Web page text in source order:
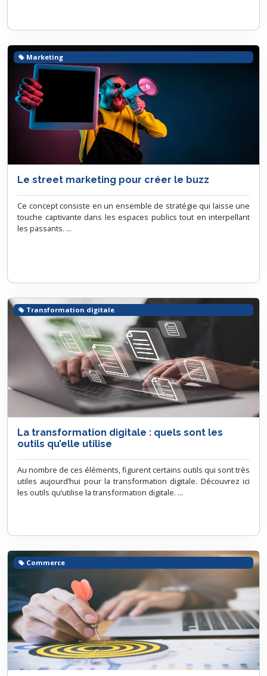
Le street marketing pour créer le buzz
Ce concept consiste en un ensemble de stratégie qui laisse une
touche captivante dans les espaces publics tout en interpellant
les passants. ...
Marketing
La transformation digitale : quels sont les
outils qu’elle utilise
Au nombre de ces éléments, figurent certains outils qui sont très
utiles aujourd’hui pour la transformation digitale. Découvrez ici
les outils qu’utilise la transformation digitale. ...
Transformation digitale
Commerce